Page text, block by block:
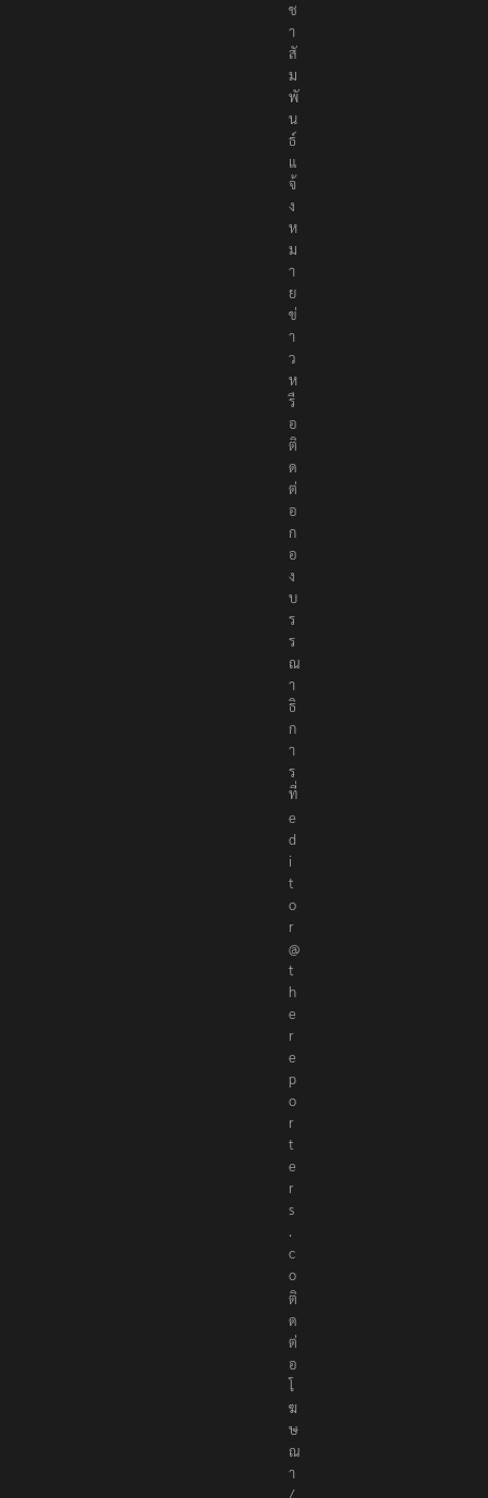
ช
า
สั
ม
พั
น
ธ์
แ
จ้
ง
ห
ม
า
ย
ข่
า
ว
ห
รื
อ
ติ
ด
ต่
อ
ก
อ
ง
บ
ร
ร
ณ
า
ธิ
ก
า
ร
ที่
e
d
i
t
o
r
@
t
h
e
r
e
p
o
r
t
e
r
s
.
c
o
ติ
ด
ต่
อ
โ
ฆ
ษ
ณ
า